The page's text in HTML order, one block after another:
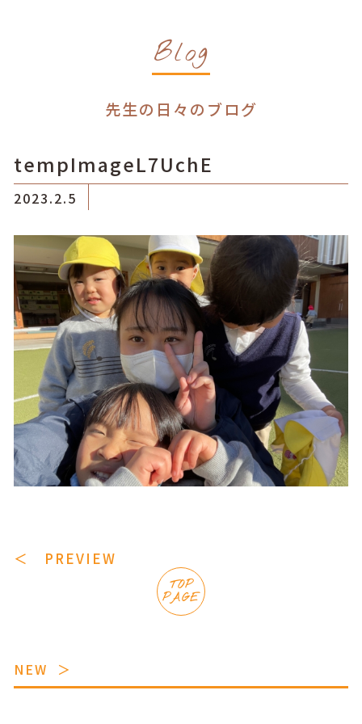
Blog
先生の日々のブログ
tempImageL7UchE
2023.2.5
＜ PREVIEW
TOP
PAGE
NEW